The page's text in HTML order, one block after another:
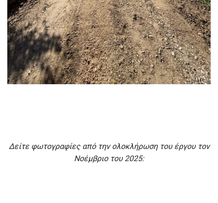
Δείτε φωτογραφίες από την ολοκλήρωση του έργου τον
Νοέμβριο του 2025: